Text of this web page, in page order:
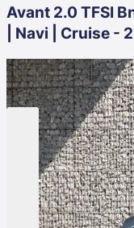
Avant 2.0 TFSI
| Navi | Cruise -